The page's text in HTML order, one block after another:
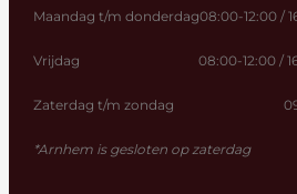
Maandag t/m donderdag08:00-12:00 /
Vrijdag 08:00-12:00 /
Zaterdag t/m zondag
*Arnhem is gesloten op zaterdag